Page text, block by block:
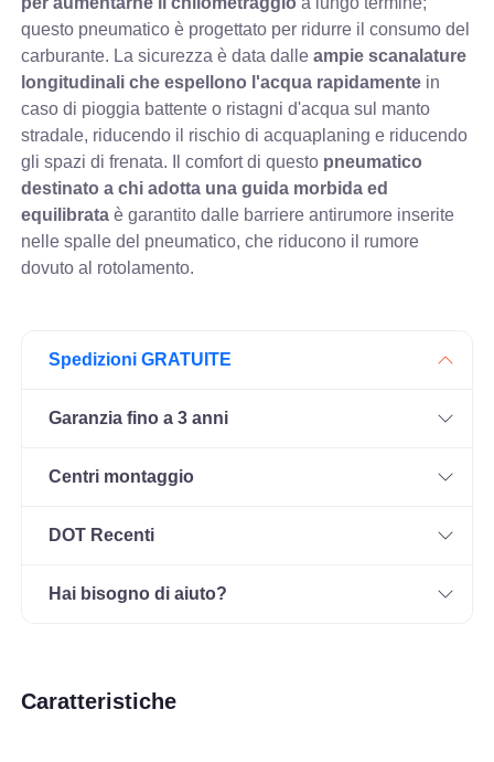
questo pneumatico è progettato per ridurre il consumo del
carburante. La sicurezza è data dalleampie scanalature
longitudinali che espellono l'acqua rapidamente in
caso di pioggia battente o ristagni d'acqua sul manto
stradale, riducendo il rischio di acquaplaning e riducendo
gli spazi di frenata. Il comfort di questo pneumatico
destinato a chi adotta una guida morbida ed
equilibrata è garantito dalle barriere antirumore inserite
nelle spalle del pneumatico, che riducono il rumore
dovuto al rotolamento.
Spedizioni GRATUITE
Garanzia fino a 3 anni
Centri montaggio
DOT Recenti
Hai bisogno di aiuto?
Caratteristiche